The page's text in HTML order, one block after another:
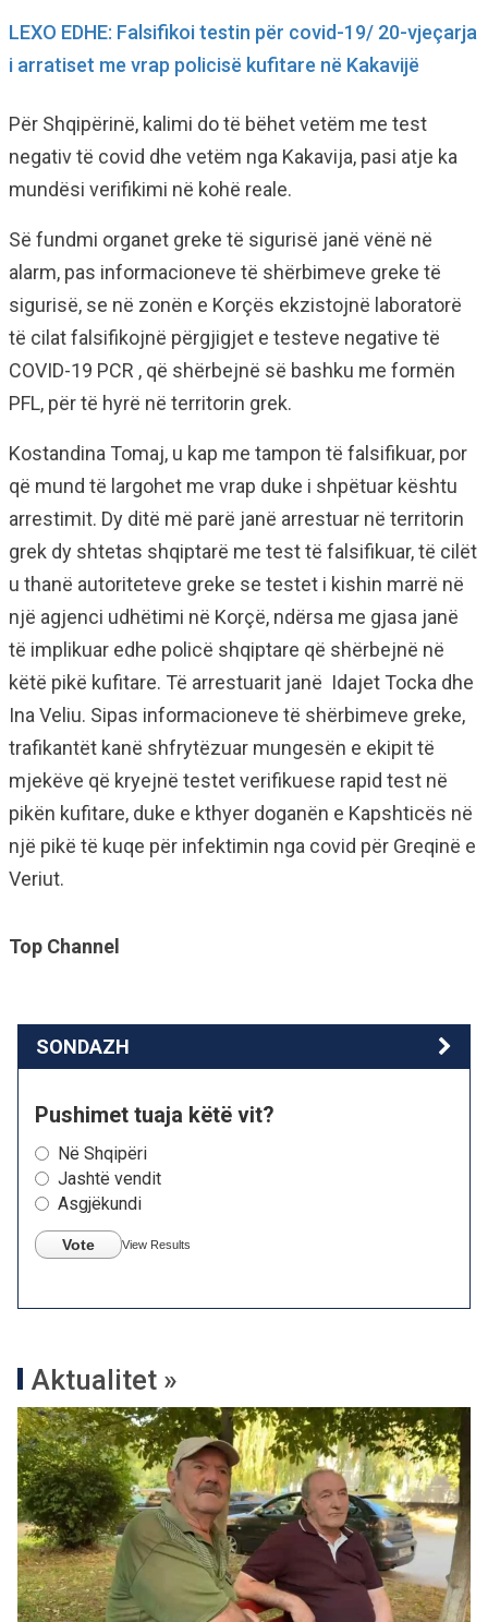
LEXO EDHE: Falsifikoi testin për covid-19/ 20-vjeçarja
i arratiset me vrap policisë kufitare në Kakavijë
Për Shqipërinë, kalimi do të bëhet vetëm me test
negativ të covid dhe vetëm nga Kakavija, pasi atje ka
mundësi verifikimi në kohë reale.
Së fundmi organet greke të sigurisë janë vënë në
alarm, pas informacioneve të shërbimeve greke të
sigurisë, se në zonën e Korçës ekzistojnë laboratorë
të cilat falsifikojnë përgjigjet e testeve negative të
COVID-19 PCR , që shërbejnë së bashku me formën
PFL, për të hyrë në territorin grek.
Kostandina Tomaj, u kap me tampon të falsifikuar, por
që mund të largohet me vrap duke i shpëtuar kështu
arrestimit. Dy ditë më parë janë arrestuar në territorin
grek dy shtetas shqiptarë me test të falsifikuar, të cilët
u thanë autoriteteve greke se testet i kishin marrë në
një agjenci udhëtimi në Korçë, ndërsa me gjasa janë
të implikuar edhe policë shqiptare që shërbejnë në
këtë pikë kufitare. Të arrestuarit janë Idajet Tocka dhe
Ina Veliu. Sipas informacioneve të shërbimeve greke,
trafikantët kanë shfrytëzuar mungesën e ekipit të
mjekëve që kryejnë testet verifikuese rapid test në
pikën kufitare, duke e kthyer doganën e Kapshticës në
një pikë të kuqe për infektimin nga covid për Greqinë e
Veriut.
Top Channel
SONDAZH
Pushimet tuaja këtë vit?
Në Shqipëri
Jashtë vendit
Asgjëkundi
Vote View Results
Aktualitet »